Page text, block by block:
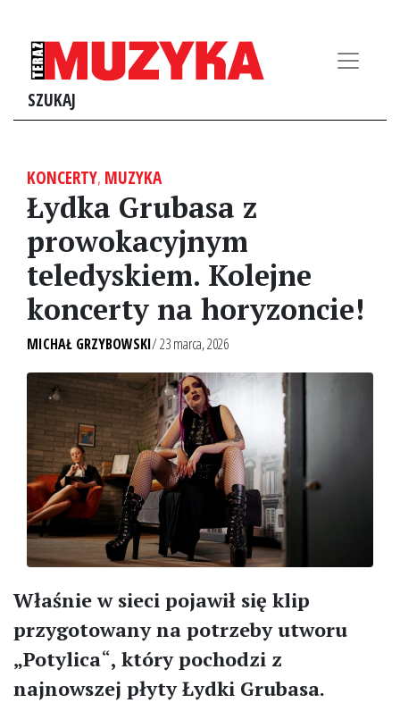
SZUKAJ
KONCERTY, MUZYKA
Łydka Grubasa z
prowokacyjnym
teledyskiem. Kolejne
koncerty na horyzoncie!
MICHAŁ GRZYBOWSKI/ 23 marca, 2026
Właśnie w sieci pojawił się klip
przygotowany na potrzeby utworu
„Potylica“, który pochodzi z
najnowszej płyty Łydki Grubasa.